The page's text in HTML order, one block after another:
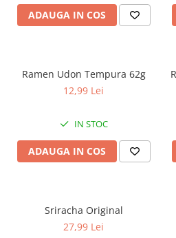
ADAUGA IN COS
Ramen Udon Tempura 62g
12,99 Lei
IN STOC
ADAUGA IN COS
Sriracha Original
27,99 Lei